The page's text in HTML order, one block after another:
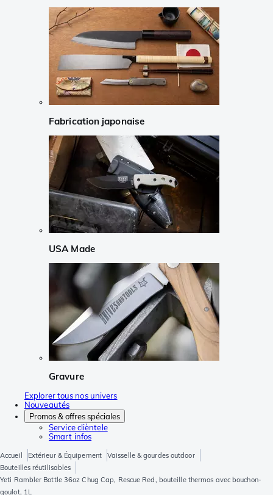
Fabrication japonaise
USA Made
Gravure
Explorer tous nos univers
Nouveautés
Promos & offres spéciales
Service clièntele
Smart infos
Accueil Extérieur & Équipement
Vaisselle & gourdes outdoor
Bouteilles réutilisables
Yeti Rambler Bottle 36oz Chug Cap, Rescue Red, bouteille thermos avec bouchon-
goulot, 1L